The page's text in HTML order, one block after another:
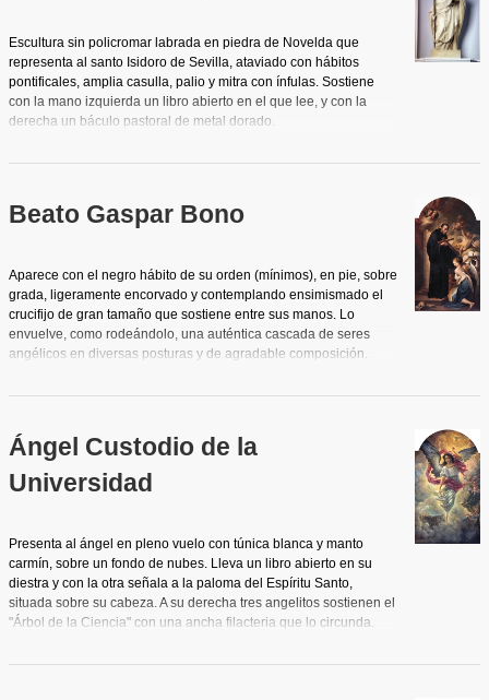
Escultura sin policromar labrada en piedra de Novelda que
representa al santo Isidoro de Sevilla, ataviado con hábitos
pontificales, amplia casulla, palio y mitra con ínfulas. Sostiene
con la mano izquierda un libro abierto en el que lee, y con la
derecha un báculo pastoral de metal dorado.
Beato Gaspar Bono
Aparece con el negro hábito de su orden (mínimos), en pie, sobre
grada, ligeramente encorvado y contemplando ensimismado el
crucifijo de gran tamaño que sostiene entre sus manos. Lo
envuelve, como rodeándolo, una auténtica cascada de seres
angélicos en diversas posturas y de agradable composición.
femenina y galante de los cuadritos de género que forjaron la
que casi contemporáneamente realizara para la catedral en el
cuadro "San Francisco de Asís consolado por el Ángel" (1783).
Contrastando con la ascética figura del beato y su rostro enjuto y
cerúleo, la delicada morbidez de este joven, que inclina su
beato, una gruesa columna de mármol símbolo de firmeza. A sus
pies, la vara de azucenas, con la calavera y un libro, hacen
referencia a su vida religiosa. Predominio de la diagonal que se
acentúa por la posición y dirección del beato y la del ángel.
Ángel Custodio de la
Universidad
Presenta al ángel en pleno vuelo con túnica blanca y manto
carmín, sobre un fondo de nubes. Lleva un libro abierto en su
diestra y con la otra señala a la paloma del Espíritu Santo,
situada sobre su cabeza. A su derecha tres angelitos sostienen el
"Árbol de la Ciencia" con una ancha filacteria que lo circunda.